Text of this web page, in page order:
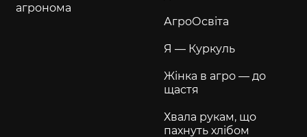
агронома
АгроОсвіта
Я — Куркуль
Жінка в агро — до
щастя
Хвала рукам, що
пахнуть хлібом